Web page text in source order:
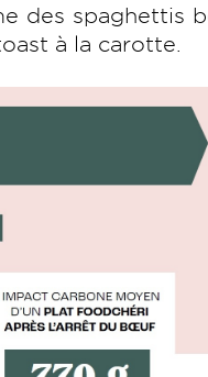
des spaghettis
à la carotte.